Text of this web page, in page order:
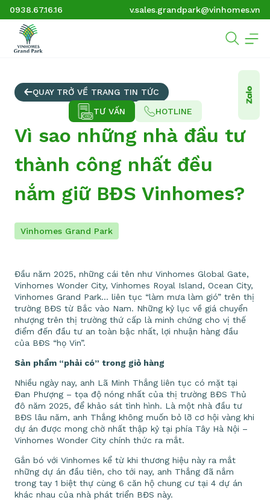
0938.67.16.16 v.sales.grandpark@vinhomes.vn
QUAY TRỞ VỀ TRANG TIN TỨC
Vì sao những nhà đầu tư
thành công nhất đều
nắm giữ BĐS Vinhomes?
Vinhomes Grand Park
Đầu năm 2025, những cái tên như Vinhomes Global Gate,
Vinhomes Wonder City, Vinhomes Royal Island, Ocean City,
Vinhomes Grand Park… liên tục “làm mưa làm gió” trên thị
trường BĐS từ Bắc vào Nam. Những kỷ lục về giá chuyển
nhượng trên thị trường thứ cấp là minh chứng cho vị thế
điểm đến đầu tư an toàn bậc nhất, lợi nhuận hàng đầu
của BĐS “họ Vin”.
Sản phẩm “phải có” trong giỏ hàng
Nhiều ngày nay, anh Lã Minh Thắng liên tục có mặt tại
Đan Phượng – tọa độ nóng nhất của thị trường BĐS Thủ
đô năm 2025, để khảo sát tình hình. Là một nhà đầu tư
BĐS lâu năm, anh Thắng không muốn bỏ lỡ cơ hội vàng khi
dự án được mong chờ nhất thập kỷ tại phía Tây Hà Nội –
Vinhomes Wonder City chính thức ra mắt.
Gắn bó với Vinhomes kể từ khi thương hiệu này ra mắt
những dự án đầu tiên, cho tới nay, anh Thắng đã nắm
trong tay 1 biệt thự cùng 6 căn hộ chung cư tại 4 dự án
khác nhau của nhà phát triển BĐS này.
TƯ VẤN HOTLINE